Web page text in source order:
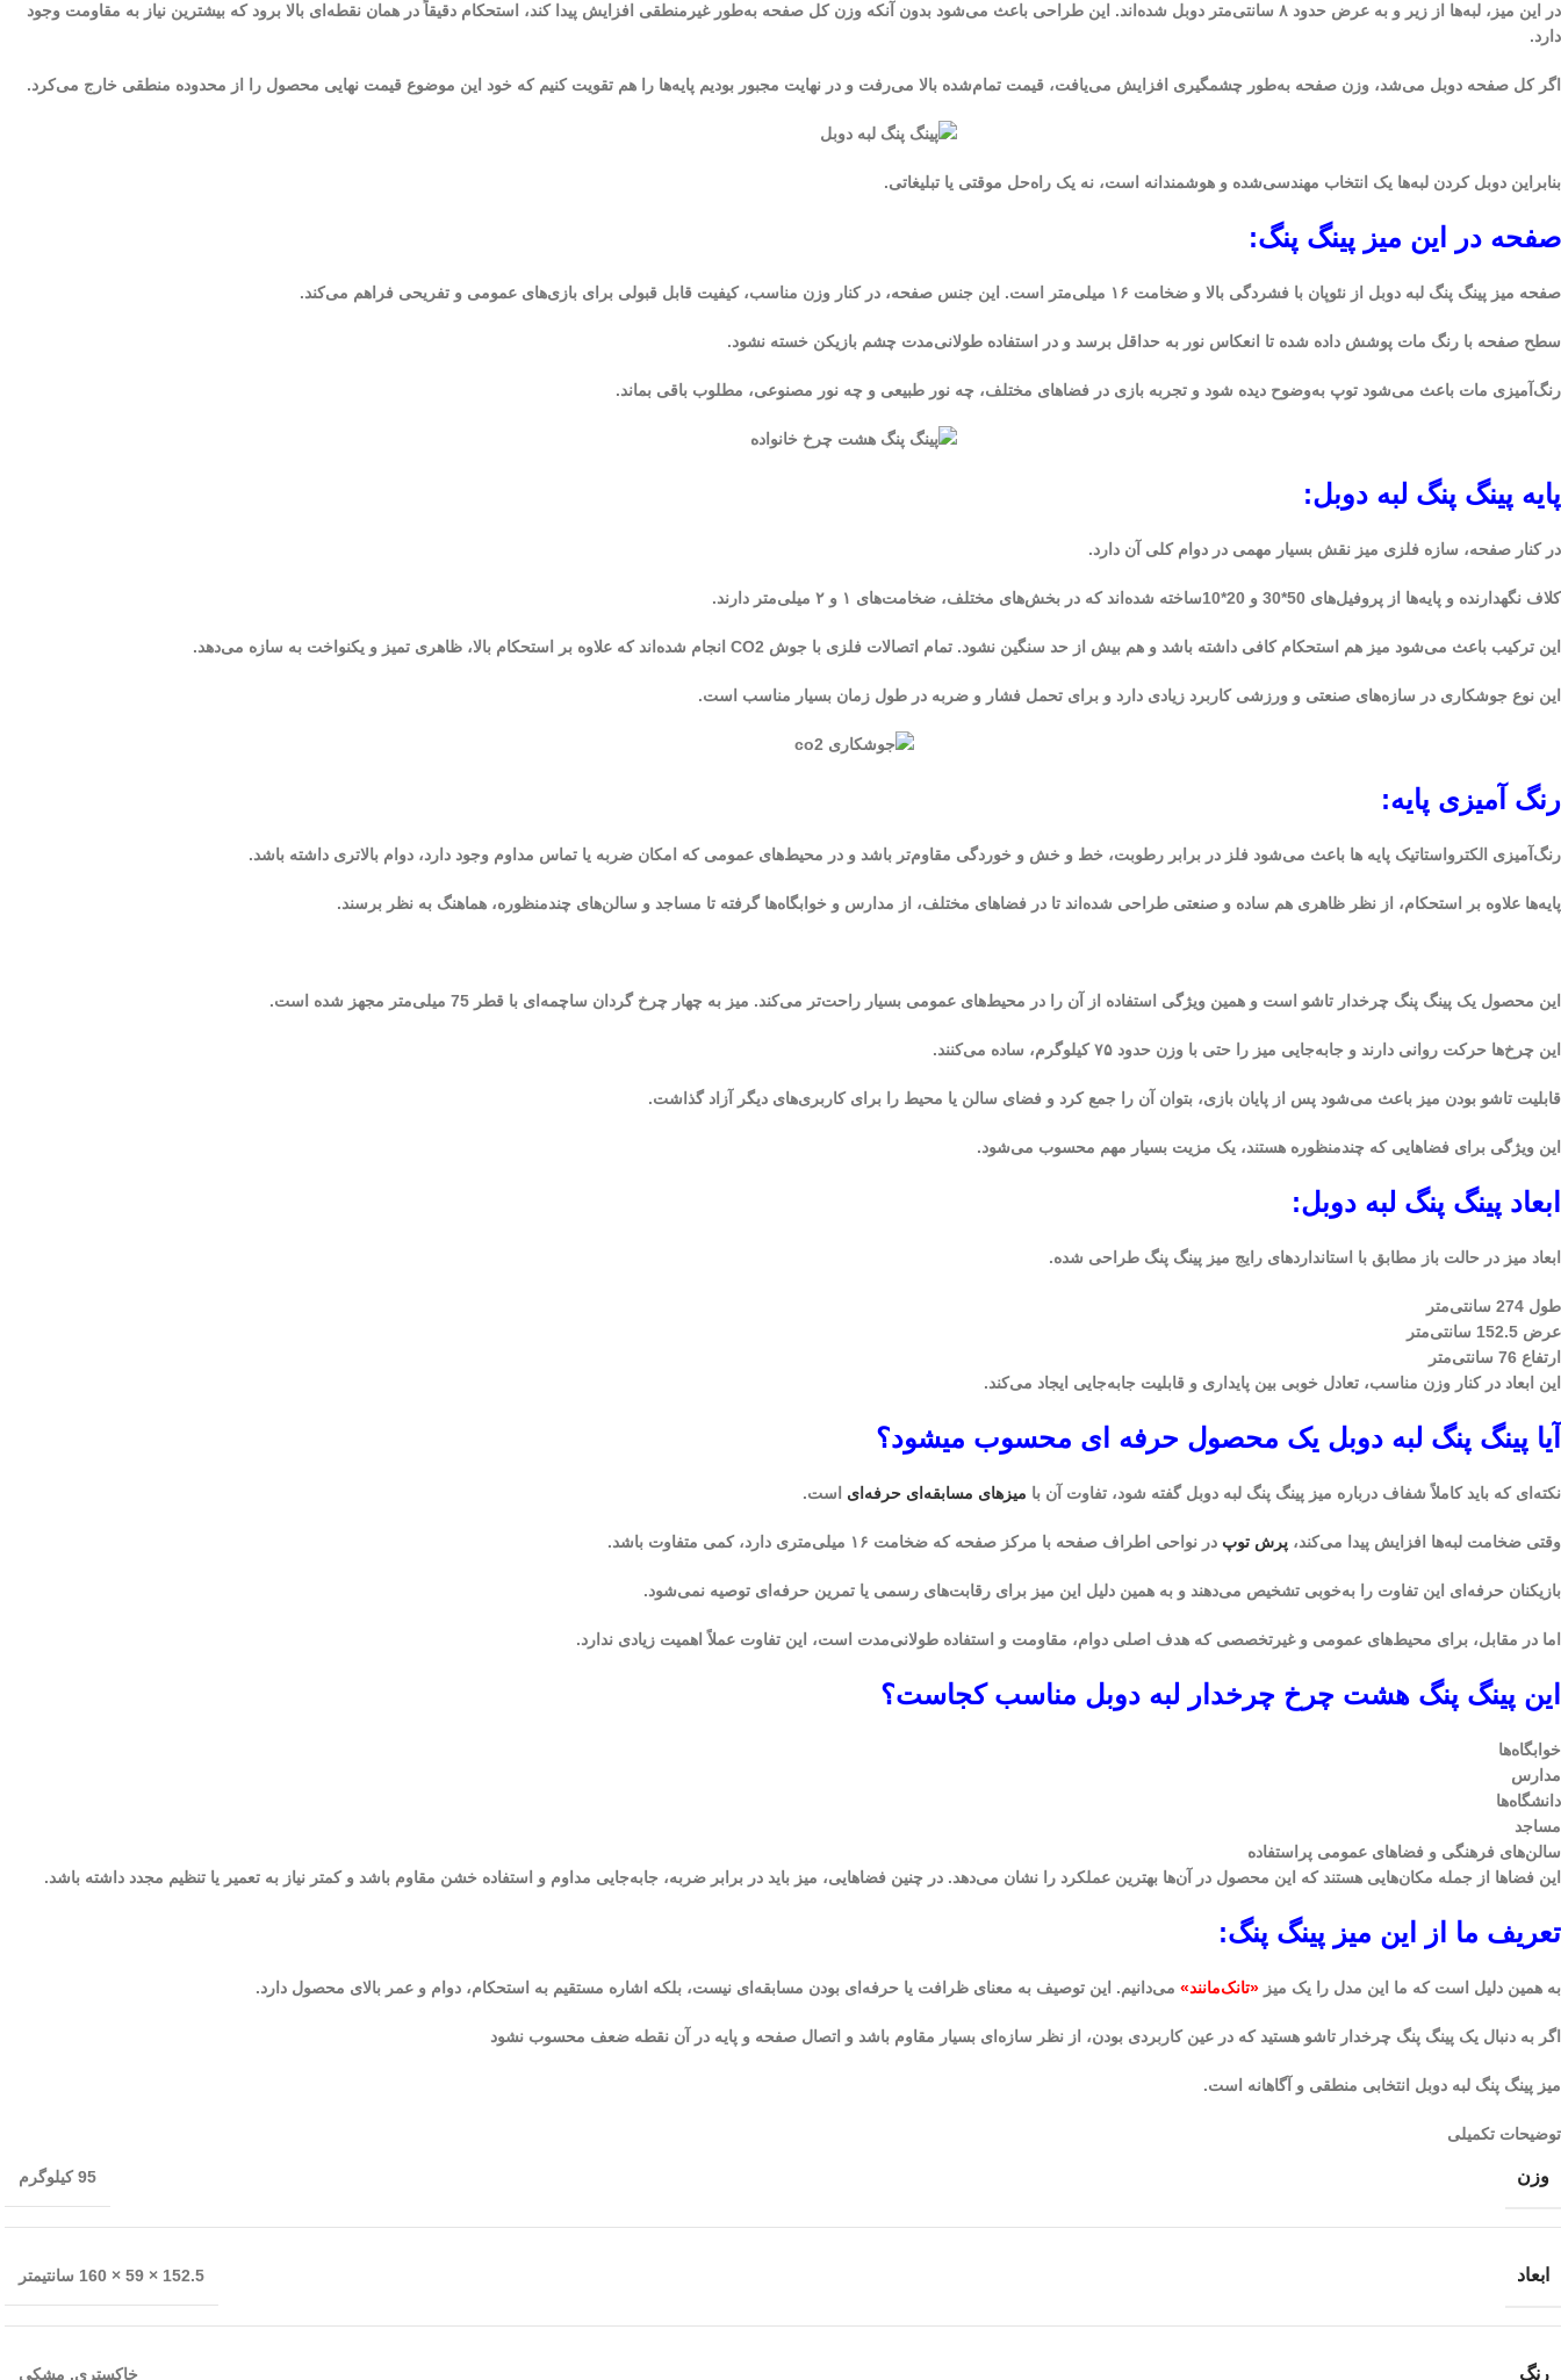
در این میز، لبه‌ها از زیر و به عرض حدود ۸ سانتی‌متر دوبل شده‌اند. این طراحی باعث می‌شود بدون آنکه وزن کل صفحه به‌طور غیرمنطقی افزایش پیدا کند، استحکام دقیقاً در همان نقطه‌ای بالا برود که بیشترین نیاز به مقاومت وجود
دارد.
اگر کل صفحه دوبل می‌شد، وزن صفحه به‌طور چشمگیری افزایش می‌یافت، قیمت تمام‌شده بالا می‌رفت و در نهایت مجبور بودیم پایه‌ها را هم تقویت کنیم که خود این موضوع قیمت نهایی محصول را از محدوده منطقی خارج می‌کرد.
بنابراین دوبل کردن لبه‌ها یک انتخاب مهندسی‌شده و هوشمندانه است، نه یک راه‌حل موقتی یا تبلیغاتی.
صفحه در این میز پینگ پنگ:
صفحه میز پینگ پنگ لبه دوبل از نئوپان با فشردگی بالا و ضخامت ۱۶ میلی‌متر است. این جنس صفحه، در کنار وزن مناسب، کیفیت قابل قبولی برای بازی‌های عمومی و تفریحی فراهم می‌کند.
سطح صفحه با رنگ مات پوشش داده شده تا انعکاس نور به حداقل برسد و در استفاده طولانی‌مدت چشم بازیکن خسته نشود.
رنگ‌آمیزی مات باعث می‌شود توپ به‌وضوح دیده شود و تجربه بازی در فضاهای مختلف، چه نور طبیعی و چه نور مصنوعی، مطلوب باقی بماند.
پایه پینگ پنگ لبه دوبل:
در کنار صفحه، سازه فلزی میز نقش بسیار مهمی در دوام کلی آن دارد.
کلاف نگهدارنده و پایه‌ها از پروفیل‌های 50*30 و 20*10ساخته شده‌اند که در بخش‌های مختلف، ضخامت‌های ۱ و ۲ میلی‌متر دارند.
این ترکیب باعث می‌شود میز هم استحکام کافی داشته باشد و هم بیش از حد سنگین نشود. تمام اتصالات فلزی با جوش CO2 انجام شده‌اند که علاوه بر استحکام بالا، ظاهری تمیز و یکنواخت به سازه می‌دهد.
این نوع جوشکاری در سازه‌های صنعتی و ورزشی کاربرد زیادی دارد و برای تحمل فشار و ضربه در طول زمان بسیار مناسب است.
رنگ آمیزی پایه:
رنگ‌آمیزی الکترواستاتیک پایه ها باعث می‌شود فلز در برابر رطوبت، خط و خش و خوردگی مقاوم‌تر باشد و در محیط‌های عمومی که امکان ضربه یا تماس مداوم وجود دارد، دوام بالاتری داشته باشد.
پایه‌ها علاوه بر استحکام، از نظر ظاهری هم ساده و صنعتی طراحی شده‌اند تا در فضاهای مختلف، از مدارس و خوابگاه‌ها گرفته تا مساجد و سالن‌های چندمنظوره، هماهنگ به نظر برسند.
این محصول یک پینگ پنگ چرخدار تاشو است و همین ویژگی استفاده از آن را در محیط‌های عمومی بسیار راحت‌تر می‌کند. میز به چهار چرخ گردان ساچمه‌ای با قطر 75 میلی‌متر مجهز شده است.
این چرخ‌ها حرکت روانی دارند و جابه‌جایی میز را حتی با وزن حدود ۷۵ کیلوگرم، ساده می‌کنند.
قابلیت تاشو بودن میز باعث می‌شود پس از پایان بازی، بتوان آن را جمع کرد و فضای سالن یا محیط را برای کاربری‌های دیگر آزاد گذاشت.
این ویژگی برای فضاهایی که چندمنظوره هستند، یک مزیت بسیار مهم محسوب می‌شود.
ابعاد پینگ پنگ لبه دوبل:
ابعاد میز در حالت باز مطابق با استانداردهای رایج میز پینگ پنگ طراحی شده.
طول 274 سانتی‌متر
عرض 152.5 سانتی‌متر
ارتفاع 76 سانتی‌متر
این ابعاد در کنار وزن مناسب، تعادل خوبی بین پایداری و قابلیت جابه‌جایی ایجاد می‌کند.
آیا پینگ پنگ لبه دوبل یک محصول حرفه ای محسوب میشود؟
نکته‌ای که باید کاملاً شفاف درباره میز پینگ پنگ لبه دوبل گفته شود، تفاوت آن با میزهای مسابقه‌ای حرفه‌ای است.
وقتی ضخامت لبه‌ها افزایش پیدا می‌کند، پرش توپ در نواحی اطراف صفحه با مرکز صفحه که ضخامت ۱۶ میلی‌متری دارد، کمی متفاوت باشد.
بازیکنان حرفه‌ای این تفاوت را به‌خوبی تشخیص می‌دهند و به همین دلیل این میز برای رقابت‌های رسمی یا تمرین حرفه‌ای توصیه نمی‌شود.
اما در مقابل، برای محیط‌های عمومی و غیرتخصصی که هدف اصلی دوام، مقاومت و استفاده طولانی‌مدت است، این تفاوت عملاً اهمیت زیادی ندارد.
این پینگ پنگ هشت چرخ چرخدار لبه دوبل مناسب کجاست؟
خوابگاه‌ها
مدارس
دانشگاه‌ها
مساجد
سالن‌های فرهنگی و فضاهای عمومی پراستفاده
این فضاها از جمله مکان‌هایی هستند که این محصول در آن‌ها بهترین عملکرد را نشان می‌دهد. در چنین فضاهایی، میز باید در برابر ضربه، جابه‌جایی مداوم و استفاده خشن مقاوم باشد و کمتر نیاز به تعمیر یا تنظیم مجدد داشته باشد.
تعریف ما از این میز پینگ پنگ:
به همین دلیل است که ما این مدل را یک میز «تانک‌مانند» می‌دانیم. این توصیف به معنای ظرافت یا حرفه‌ای بودن مسابقه‌ای نیست، بلکه اشاره مستقیم به استحکام، دوام و عمر بالای محصول دارد.
اگر به دنبال یک پینگ پنگ چرخدار تاشو هستید که در عین کاربردی بودن، از نظر سازه‌ای بسیار مقاوم باشد و اتصال صفحه و پایه در آن نقطه ضعف محسوب نشود
میز پینگ پنگ لبه دوبل انتخابی منطقی و آگاهانه است.
توضیحات تکمیلی
وزن 95 کیلوگرم
ابعاد 152.5 × 59 × 160 سانتیمتر
رنگ خاکستری, مشکی